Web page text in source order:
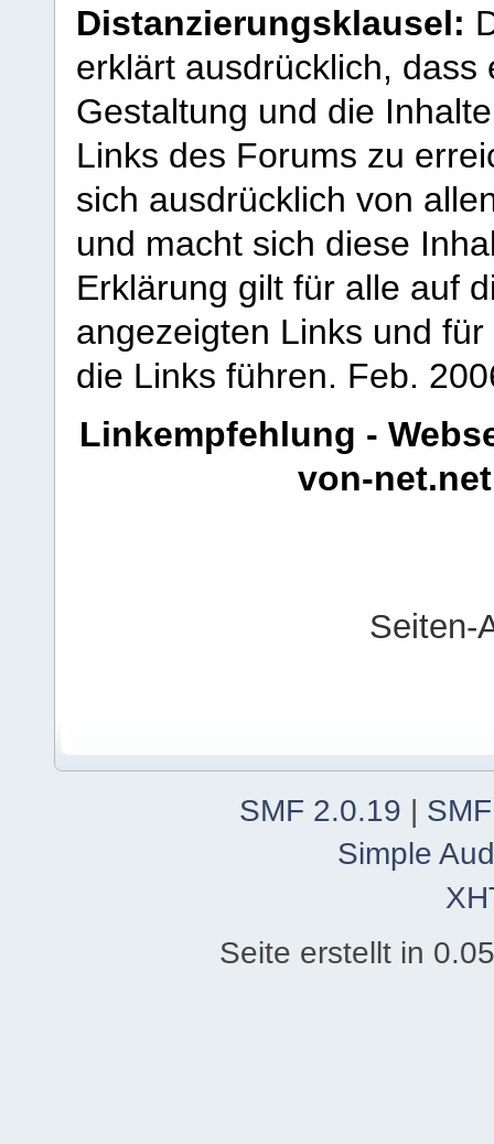
Distanzierungsklausel:
erklärt ausdrücklich,
Gestaltung und die
Links des Forums zu
sich ausdrücklich von
und macht sich diese
Erklärung gilt für alle auf
angezeigten Links und
die Links führen. Feb.
Linkempfehlung -
von-net.net
Seiten-
SMF 2.0.19 |
Simple
Seite erstellt in